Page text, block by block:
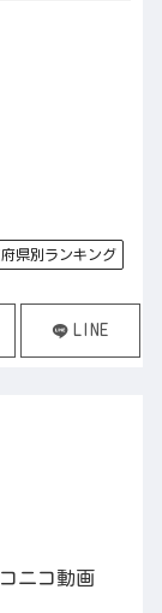
県別ランキング
LINE
ニコ動画